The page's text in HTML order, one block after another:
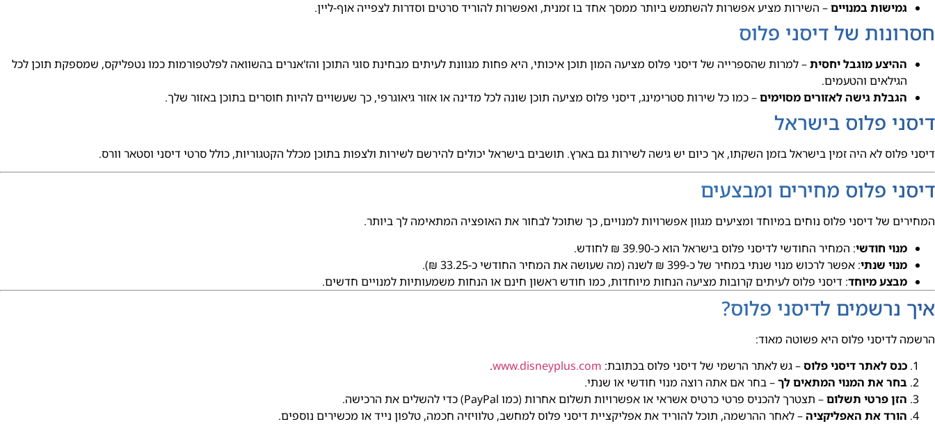
גמישות במנויים– השירות מציע אפשרות להשתמש ביותר ממסך אחד בו זמנית, ואפשרות להוריד סרטים וסדרות לצפייה אוף-ליין.
חסרונות של דיסני פלוס
ההיצע מוגבל יחסית– למרות שהספרייה של דיסני פלוס מציעה המון תוכן איכותי, היא פחות מגוונת לעיתים מבחינת סוגי התוכן והז'אנרים בהשוואה לפלטפורמות כמו נטפליקס, שמספקת תוכן לכל
הגילאים והטעמים.
הגבלת גישה לאזורים מסוימים– כמו כל שירות סטרימינג, דיסני פלוס מציעה תוכן שונה לכל מדינה או אזור גיאוגרפי, כך שעשויים להיות חוסרים בתוכן באזור שלך.
דיסני פלוס בישראל
דיסני פלוס לא היה זמין בישראל בזמן השקתו, אך כיום יש גישה לשירות גם בארץ. תושבים בישראל יכולים להירשם לשירות ולצפות בתוכן מכלל הקטגוריות, כולל סרטי דיסני וסטאר וורס.
דיסני פלוס מחירים ומבצעים
המחירים של דיסני פלוס נוחים במיוחד ומציעים מגוון אפשרויות למנויים, כך שתוכל לבחור את האופציה המתאימה לך ביותר.
מנוי חודשי: המחיר החודשי לדיסני פלוס בישראל הוא כ-39.90 ₪ לחודש.
מנוי שנתי: אפשר לרכוש מנוי שנתי במחיר של כ-399 ₪ לשנה (מה שעושה את המחיר החודשי כ-33.25 ₪).
מבצע מיוחד: דיסני פלוס לעיתים קרובות מציעה הנחות מיוחדות, כמו חודש ראשון חינם או הנחות משמעותיות למנויים חדשים.
איך נרשמים לדיסני פלוס?
הרשמה לדיסני פלוס היא פשוטה מאוד:
כנס לאתר דיסני פלוס– גש לאתר הרשמי של דיסני פלוס בכתובת: www.disneyplus.com
.
בחר את המנוי המתאים לך– בחר אם אתה רוצה מנוי חודשי או שנתי.
הזן פרטי תשלום– תצטרך להכניס פרטי כרטיס אשראי או אפשרויות תשלום אחרות (כמו PayPal) כדי להשלים את הרכישה.
הורד את האפליקציה – לאחר ההרשמה, תוכל להוריד את אפליקציית דיסני פלוס למחשב, טלוויזיה חכמה, טלפון נייד או מכשירים נוספים.